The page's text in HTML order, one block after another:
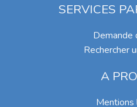
SERVICES
Demande
Rechercher
A
Mentions